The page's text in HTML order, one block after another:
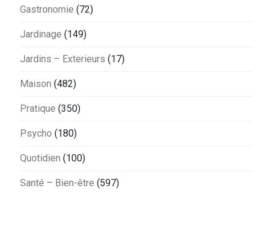
Gastronomie (72)
Jardinage (149)
Jardins – Exterieurs (17)
Maison (482)
Pratique (350)
Psycho (180)
Quotidien (100)
Santé – Bien-être (597)